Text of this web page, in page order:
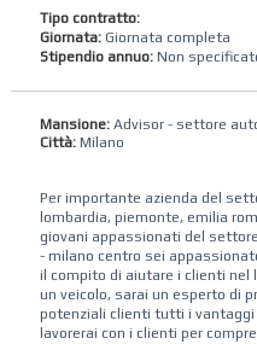
Tipo contratto:
Giornata: Giornata completa
Stipendio annuo: Non
Mansione:Advisor - settore
Città:Milano
Per importante azienda del
lombardia, piemonte, emilia
giovani appassionati del
- milano centro sei
il compito di aiutare i clienti nel
un veicolo, sarai un esperto di
potenziali clienti tutti i
lavorerai con i clienti per